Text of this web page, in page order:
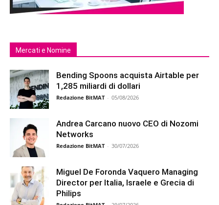
Mercati e Nomine
Bending Spoons acquista Airtable per
1,285 miliardi di dollari
Redazione BitMAT - 05/08/2026
Andrea Carcano nuovo CEO di Nozomi
Networks
Redazione BitMAT - 30/07/2026
Miguel De Foronda Vaquero Managing
Director per Italia, Israele e Grecia di
Philips